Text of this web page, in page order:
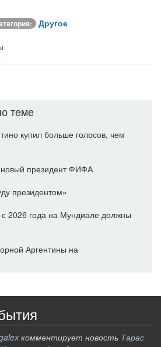
Другое
теме
купил больше голосов, чем
президент ФИФА
президентом»
2026 года на Мундиале должны
Аргентины на
комментирует новость Тарас